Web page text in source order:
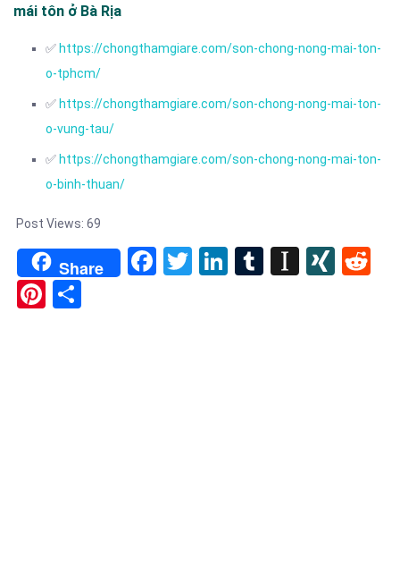
mái tôn ở Bà Rịa
✅ https://chongthamgiare.com/son-chong-nong-mai-ton-
o-tphcm/
✅ https://chongthamgiare.com/son-chong-nong-mai-ton-
o-vung-tau/
✅ https://chongthamgiare.com/son-chong-nong-mai-ton-
o-binh-thuan/
Post Views: 69
Share Facebook
TwitterLinkedIn
Tumblr
Pinterest